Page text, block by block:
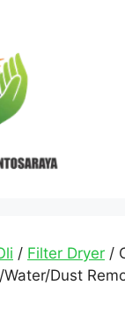
/ Filter Dryer /
Dust